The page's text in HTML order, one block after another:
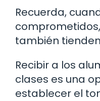
Recuerda,
también
Recibir a los
clases es una
establecer el